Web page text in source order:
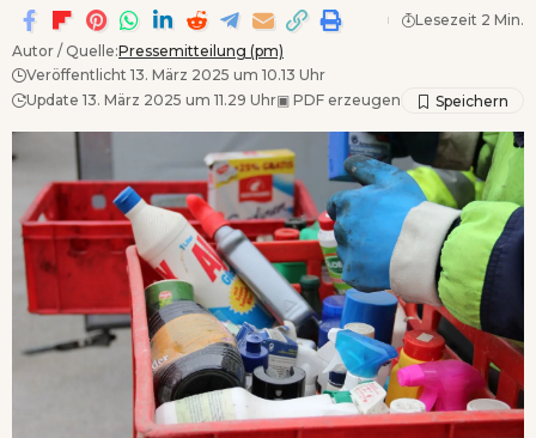
Autor / Quelle:Pressemitteilung (pm)
Veröffentlicht 13. März 2025 um 10.13 Uhr
Update 13. März 2025 um 11.29 Uhr▣ PDF erzeugen
Lesezeit 2 Min.